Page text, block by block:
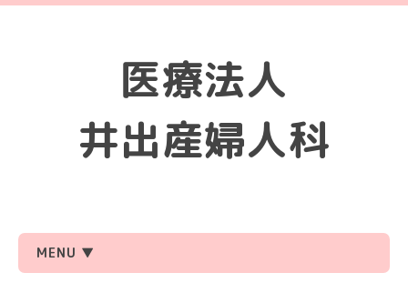
医療法人
井出産婦人科
MENU ▼